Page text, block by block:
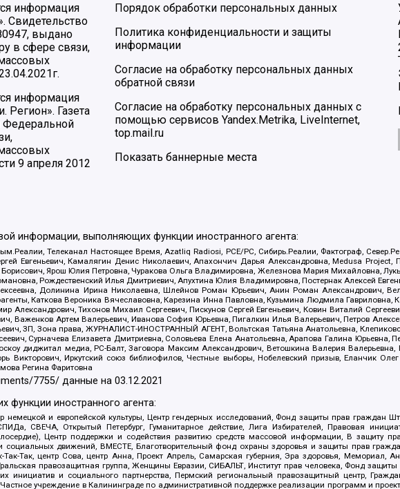
информация
Свидетельство
выдано
в сфере связи,
информация
Регион». Газета
Федеральной
9 апреля 2012
Порядок обработки персональных данных
Политика конфиденциальности и защиты
информации
Согласие на обработку персональных данных
обратной связи
Согласие на обработку персональных данных с
помощью сервисов Yandex.Metrika, LiveInternet,
top.mail.ru
Показать баннерные места
информации, выполняющих функции иностранного агента:
Телеканал Настоящее Время, Azatliq Radiosi, PCE/PC, Сибирь.Реалии, Фактограф,
Евгеньевич, Камалягин Денис Николаевич, Апахончич Дарья Александровна, Medusa
Ярош Юлия Петровна, Чуракова Ольга Владимировна, Железнова Мария Михайловна,
Рождественский Илья Дмитриевич, Апухтина Юлия Владимировна, Постернак Алексей
Долинина Ирина Николаевна, Шлейнов Роман Юрьевич, Анин Роман Александрович,
Каткова Вероника Вячеславовна, Карезина Инна Павловна, Кузьмина Людмила
Тихонов Михаил Сергеевич, Пискунов Сергей Евгеньевич, Ковин Виталий
Важенков Артем Валерьевич, Иванова София Юрьевна, Пигалкин Илья Валерьевич, Петров
ЗП, Зона права, ЖУРНАЛИСТ-ИНОСТРАННЫЙ АГЕНТ, Вольтская Татьяна Анатольевна,
Сурначева Елизавета Дмитриевна, Соловьева Елена Анатольевна, Арапова Галина
диджитал медиа, РС-Балт, Заговора Максим Александрович, Ветошкина Валерия
Викторович, Иркутский союз библиофилов, Честные выборы, Нобелевский призыв, Еланчик
Регина Фаритовна
7755/ данные на03.12.2021
иностранного агента:
и европейской культуры, Центр гендерных исследований, Фонд защиты прав граждан
СВЕЧА, Открытый Петербург, Гуманитарное действие, Лига Избирателей, Правовая
Центр поддержки и содействия развитию средств массовой информации, В защиту
и социальных движений, ВМЕСТЕ, Благотворительный фонд охраны здоровья и защиты прав
Так-Так, центр Сова, центр Анна, Проект Апрель, Самарская губерния, Эра здоровья, Мемориал,
правозащитная группа, Женщины Евразии, СИБАЛЬТ, Институт прав человека, Фонд защиты
инициатив и социального партнерства, Пермский региональный правозащитный центр,
учреждение в Калининграде по административной поддержке реализации программ и